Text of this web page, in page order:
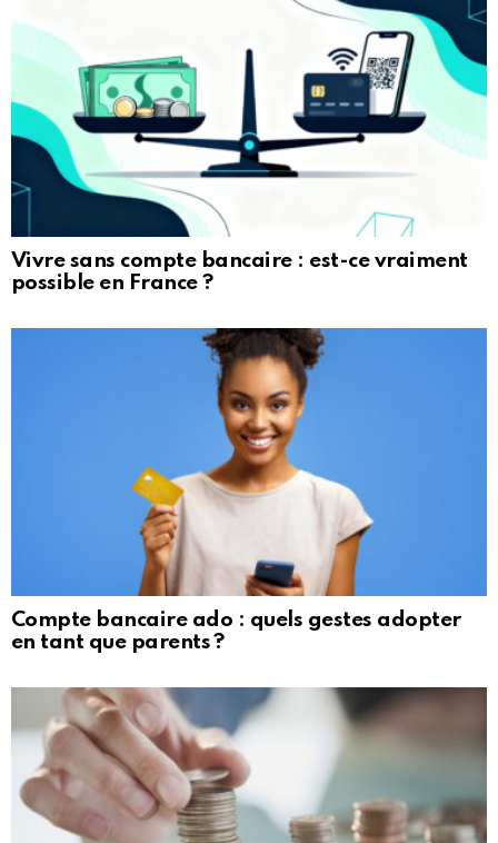
Vivre sans compte bancaire : est-ce vraiment
possible en France ?
Compte bancaire ado : quels gestes adopter
en tant que parents ?